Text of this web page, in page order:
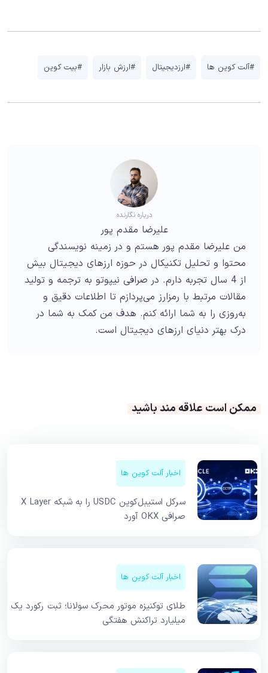
#آلت کوین ها #ارزدیجیتال #ارزش بازار #بیت کوین
درباره نگارنده
علیرضا مقدم پور
من علیرضا مقدم پور هستم و در زمینه نویسندگی
محتوا و تحلیل تکنیکال در حوزه ارزهای دیجیتال بیش
از 4 سال تجربه دارم. در صرافی نیپوتو به ترجمه و تولید
مقالات مرتبط با رمزارز می‌پردازم تا اطلاعات دقیق و
به‌روزی را به شما ارائه کنم. هدف من کمک به شما در
درک بهتر دنیای ارزهای دیجیتال است.
ممکن است علاقه مند باشید
اخبار آلت کوین ها
سرکل استیبل‌کوین USDC را به شبکه X Layer
صرافی OKX آورد
اخبار آلت کوین ها
طلای توکنیزه موتور محرک سولانا؛ ثبت رکورد یک
میلیارد تراکنش هفتگی